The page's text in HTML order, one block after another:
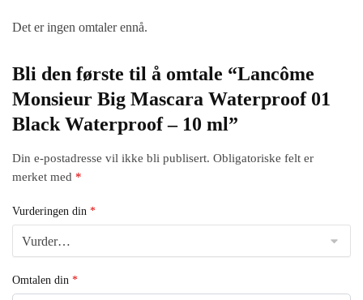
Det er ingen omtaler ennå.
Bli den første til å omtale “Lancôme
Monsieur Big Mascara Waterproof 01
Black Waterproof – 10 ml”
Din e-postadresse vil ikke bli publisert. Obligatoriske felt er
merket med *
Vurderingen din *
Omtalen din *